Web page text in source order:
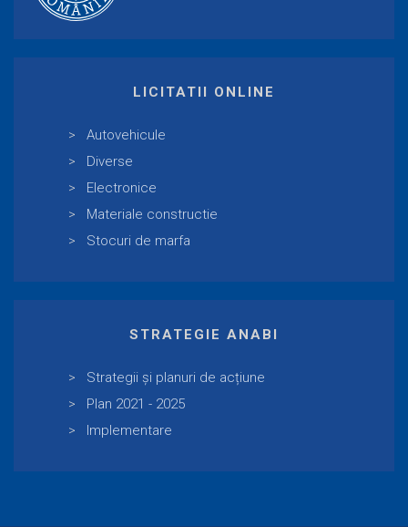
LICITATII ONLINE
Autovehicule
Diverse
Electronice
Materiale constructie
Stocuri de marfa
STRATEGIE ANABI
Strategii și planuri de acțiune
Plan 2021 - 2025
Implementare